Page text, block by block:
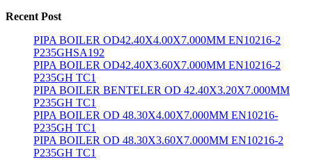
Recent Post
PIPA BOILER OD42.40X4.00X7.000MM EN10216-2
P235GHSA192
PIPA BOILER OD42.40X3.60X7.000MM EN10216-2
P235GH TC1
PIPA BOILER BENTELER OD 42.40X3.20X7.000MM
P235GH TC1
PIPA BOILER OD 48.30X4.00X7.000MM EN10216-
P235GH TC1
PIPA BOILER OD 48.30X3.60X7.000MM EN10216-2
P235GH TC1